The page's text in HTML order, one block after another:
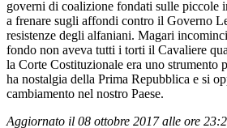
governi di coalizione fondati sulle piccole
a frenare sugli affondi contro il Governo
resistenze degli alfaniani. Magari
fondo non aveva tutti i torti il Cavaliere
la Corte Costituzionale era uno strumento
ha nostalgia della Prima Repubblica e si
cambiamento nel nostro Paese.
Aggiornato il 08 ottobre 2017 alle ore